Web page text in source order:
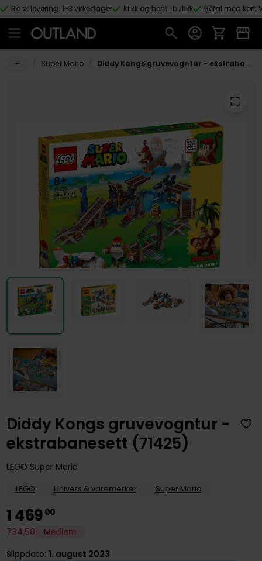
Hopp til hovedinnhold
Rask levering: 1-3 virkedager Klikk og hent i butikk Betal med kort,
Super Mario Diddy Kongs gruvevogntur - ekstrabanesett (71425)
Diddy Kongs gruvevogntur -
ekstrabanesett (71425)
LEGO Super Mario
LEGO Univers & varemerker Super Mario
1469 00
734,50 Medlem
Slippdato: 1. august 2023